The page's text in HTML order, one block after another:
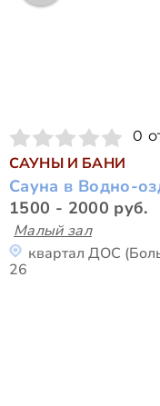
0
САУНЫ И БАНИ
Сауна в Водно-
1500 - 2000 руб.
Малый зал
квартал ДОС
26